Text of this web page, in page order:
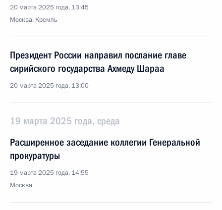
20 марта 2025 года, 13:45
Москва, Кремль
Президент России направил послание главе
сирийского государства Ахмеду Шараа
20 марта 2025 года, 13:00
19 марта 2025 года, среда
Расширенное заседание коллегии Генеральной
прокуратуры
19 марта 2025 года, 14:55
Москва